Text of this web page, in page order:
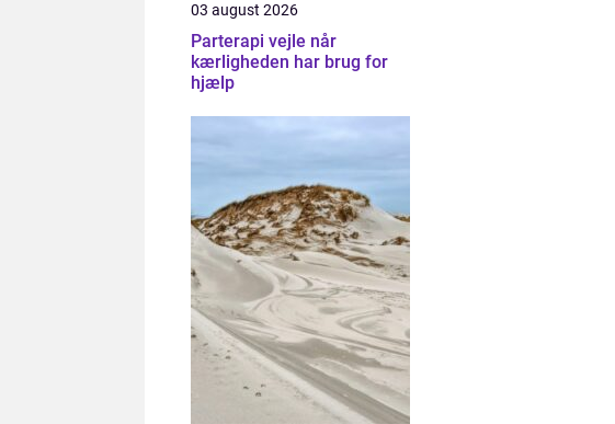
03 august 2026
Parterapi vejle når
kærligheden har brug for
hjælp